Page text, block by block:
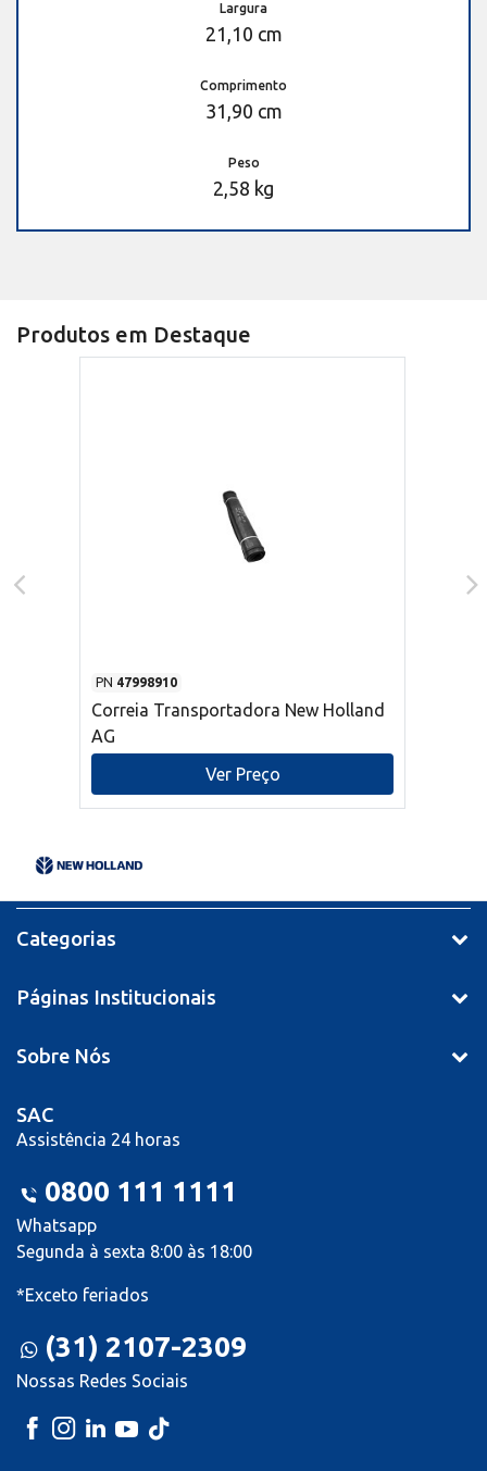
Largura
21,10 cm
Comprimento
31,90 cm
Peso
2,58 kg
Produtos em Destaque
PN 47998910
Correia Transportadora New Holland
AG
Ver Preço
Categorias
Páginas Institucionais
Sobre Nós
SAC
Assistência 24 horas
0800 111 1111
Whatsapp
Segunda à sexta 8:00 às 18:00
*Exceto feriados
(31) 2107-2309
Nossas Redes Sociais